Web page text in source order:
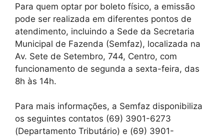
Para quem optar por boleto físico, a emissão
pode ser realizada em diferentes pontos de
atendimento, incluindo a Sede da Secretaria
Municipal de Fazenda (Semfaz), localizada na
Av. Sete de Setembro, 744, Centro, com
funcionamento de segunda a sexta-feira, das
8h às 14h.
Para mais informações, a Semfaz disponibiliza
os seguintes contatos (69) 3901-6273
(Departamento Tributário) e (69) 3901-